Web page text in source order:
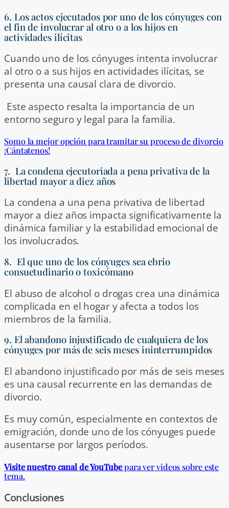
6. Los actos ejecutados por uno de los cónyuges con
el fin de involucrar al otro o a los hijos en
actividades ilícitas
Cuando uno de los cónyuges intenta involucrar
al otro o a sus hijos en actividades ilícitas, se
presenta una causal clara de divorcio.
Este aspecto resalta la importancia de un
entorno seguro y legal para la familia.
Somo la mejor opción para tramitar su proceso de divorcio
¡Cántatenos!
7. La condena ejecutoriada a pena privativa de la
libertad mayor a diez años
La condena a una pena privativa de libertad
mayor a diez años impacta significativamente la
dinámica familiar y la estabilidad emocional de
los involucrados.
8. El que uno de los cónyuges sea ebrio
consuetudinario o toxicómano
El abuso de alcohol o drogas crea una dinámica
complicada en el hogar y afecta a todos los
miembros de la familia.
9. El abandono injustificado de cualquiera de los
cónyuges por más de seis meses ininterrumpidos
El abandono injustificado por más de seis meses
es una causal recurrente en las demandas de
divorcio.
Es muy común, especialmente en contextos de
emigración, donde uno de los cónyuges puede
ausentarse por largos períodos.
Visite nuestro canal de YouTubepara ver videos sobre este
tema.
Conclusiones